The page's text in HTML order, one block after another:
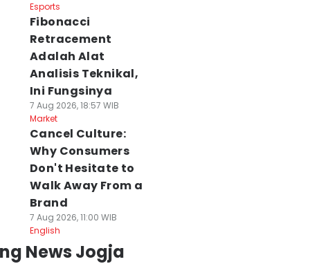
Esports
Fibonacci
Retracement
Adalah Alat
Analisis Teknikal,
Ini Fungsinya
7 Aug 2026, 18:57 WIB
Market
Cancel Culture:
Why Consumers
Don't Hesitate to
Walk Away From a
Brand
7 Aug 2026, 11:00 WIB
English
News Jogja